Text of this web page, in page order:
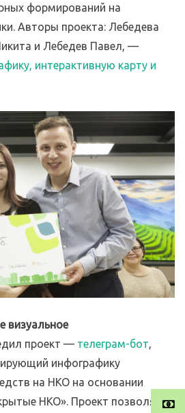
формирований на
Авторы проекта: Лебедева
и Лебедев Павел, —
интерактивную карту и
визуальное
проект — телеграм-бот
инфографику
на НКО на основании
НКО». Проект позволяет